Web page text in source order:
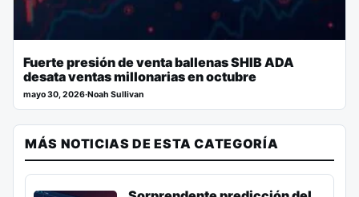
Fuerte presión de venta ballenas SHIB ADA
desata ventas millonarias en octubre
mayo 30, 2026·Noah Sullivan
MÁS NOTICIAS DE ESTA CATEGORÍA